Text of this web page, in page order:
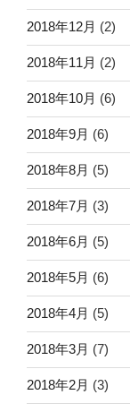
2018年12月 (2)
2018年11月 (2)
2018年10月 (6)
2018年9月 (6)
2018年8月 (5)
2018年7月 (3)
2018年6月 (5)
2018年5月 (6)
2018年4月 (5)
2018年3月 (7)
2018年2月 (3)